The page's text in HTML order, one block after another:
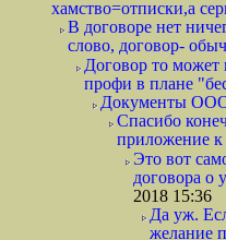
хамство=отписки,а
В договоре нет
слово, договор-
Договор то может
профи в плане
Документы
Спасибо
приложение
Это вот
договора о
2018 15:36
Да уж.
желание